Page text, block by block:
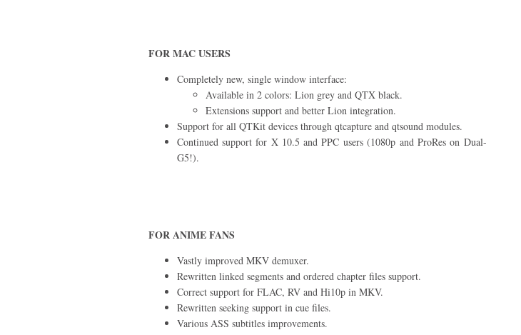
FOR MAC USERS
Completely new, single window interface:
Available in 2 colors: Lion grey and QTX black.
Extensions support and better Lion integration.
Support for all QTKit devices through qtcapture and qtsound modules.
Continued support for X 10.5 and PPC users (1080p and ProRes on Dual-
G5!).
FOR ANIME FANS
Vastly improved MKV demuxer.
Rewritten linked segments and ordered chapter files support.
Correct support for FLAC, RV and Hi10p in MKV.
Rewritten seeking support in cue files.
Various ASS subtitles improvements.